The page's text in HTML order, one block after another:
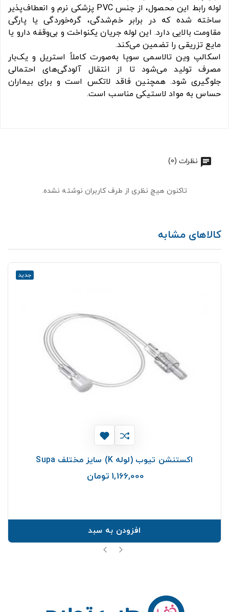
لوله رابط این محصول، از جنس PVC پزشکی نرم و انعطاف‌پذیر
ساخته شده که در برابر خم‌شدگی، گره‌خوردگی یا پارگی
مقاومت بالایی دارد. این لوله جریان یکنواخت و بی‌وقفه دارو یا
مایع تزریقی را تضمین می‌کند.
اسکالپ وین تالاسمی سوپا به‌صورت کاملاً استریل و یک‌بار
مصرف تولید می‌شود تا از انتقال آلودگی‌های احتمالی
جلوگیری شود. همچنین فاقد لاتکس است و برای بیماران
حساس به مواد لاستیکی مناسب است.
نظرات (0)
تاکنون هیچ نظری از طرف کاربران نوشته نشده.
کالاهای مشابه
جدید
اکستنشن تیوب (لوله K) سایز مختلف Supa
1,166,000 تومان
افزودن به سبد